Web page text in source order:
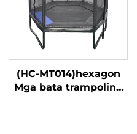
(HC-MT014)hexagon
Mga bata trampoline